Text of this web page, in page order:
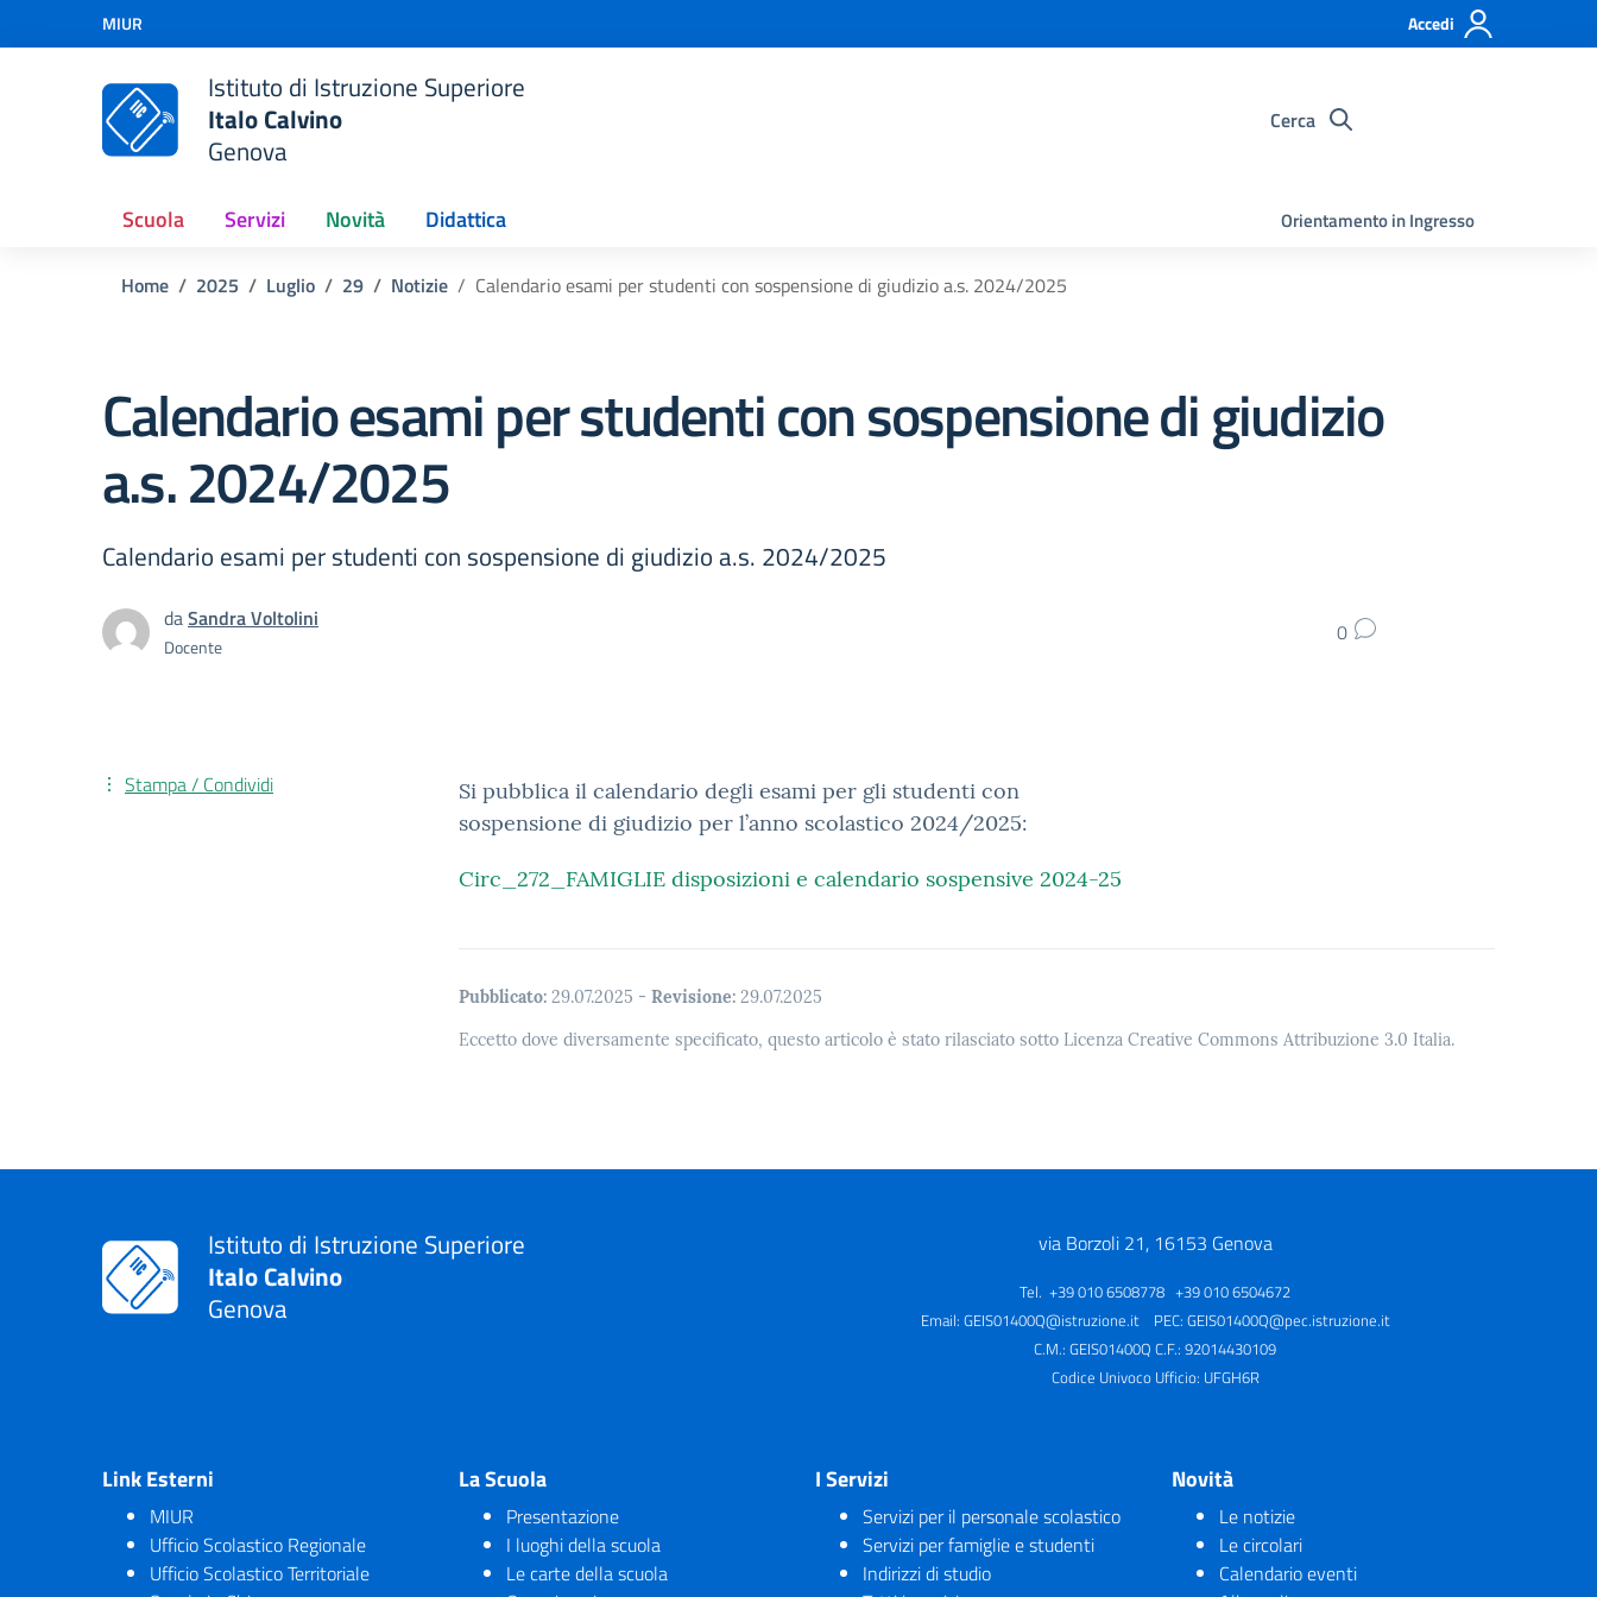
Vai ai contenuti
Vai al menu di navigazione
MIUR Accedi
Istituto di Istruzione Superiore
Italo Calvino
Genova
Cerca
Orientamento in Ingresso
Scuola Servizi Novità Didattica
Home 2025 Luglio 29 Notizie Calendario esami per studenti con sospensione di giudizio a.s. 2024/2025
Calendario esami per studenti con sospensione di giudizio
a.s. 2024/2025
Calendario esami per studenti con sospensione di giudizio a.s. 2024/2025
daSandra Voltolini
Docente 0
Si pubblica il calendario degli esami per gli studenti con
sospensione di giudizio per l’anno scolastico 2024/2025:
Circ_272_FAMIGLIE disposizioni e calendario sospensive 2024-25
Pubblicato: 29.07.2025 - Revisione: 29.07.2025
Eccetto dove diversamente specificato, questo articolo è stato rilasciato sotto Licenza Creative Commons Attribuzione 3.0 Italia.
Stampa / Condividi
Istituto di Istruzione Superiore
Italo Calvino
Genova
via Borzoli 21, 16153 Genova
Tel. +39 010 6508778 +39 010 6504672
Email: GEIS01400Q@istruzione.itPEC: GEIS01400Q@pec.istruzione.it
C.M.: GEIS01400Q C.F.: 92014430109
Codice Univoco Ufficio: UFGH6R
Link Esterni
MIUR
Ufficio Scolastico Regionale
Ufficio Scolastico Territoriale
La Scuola
Presentazione
I luoghi della scuola
Le carte della scuola
I Servizi
Servizi per il personale scolastico
Servizi per famiglie e studenti
Indirizzi di studio
Novità
Le notizie
Le circolari
Calendario eventi